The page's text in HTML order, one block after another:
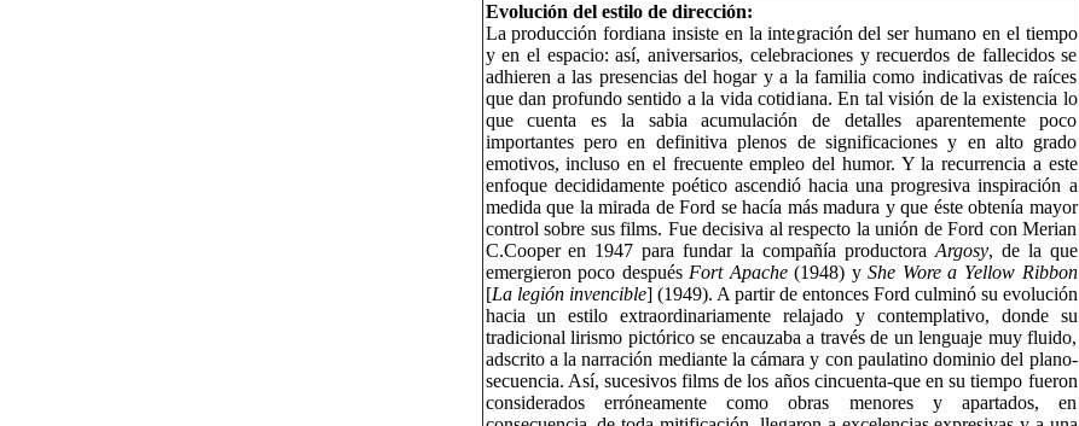
Evolución del estilo de dirección:
La producción fordiana insiste en la integración del ser humano en el tiempo
y en el espacio: así, aniversarios, celebraciones y recuerdos de fallecidos se
adhieren a las presencias del hogar y a la familia como indicativas de raíces
que dan profundo sentido a la vida cotidiana. En tal visión de la existencia lo
que cuenta es la sabia acumulación de detalles aparentemente poco
importantes pero en definitiva plenos de significaciones y en alto grado
emotivos, incluso en el frecuente empleo del humor. Y la recurrencia a este
enfoque decididamente poético ascendió hacia una progresiva inspiración a
medida que la mirada de Ford se hacía más madura y que éste obtenía mayor
control sobre sus films. Fue decisiva al respecto la unión de Ford con Merian
C.Cooper en 1947 para fundar la compañía productora Argosy, de la que
emergieron poco después Fort Apache(1948) yShe Wore a Yellow Ribbon
[La legión invencible] (1949). A partir de entonces Ford culminó su evolución
hacia un estilo extraordinariamente relajado y contemplativo, donde su
tradicional lirismo pictórico se encauzaba a través de un lenguaje muy fluido,
adscrito a la narración mediante la cámara y con paulatino dominio del plano-
secuencia. Así, sucesivos films de los años cincuenta-que en su tiempo fueron
considerados erróneamente como obras menores y apartados, en